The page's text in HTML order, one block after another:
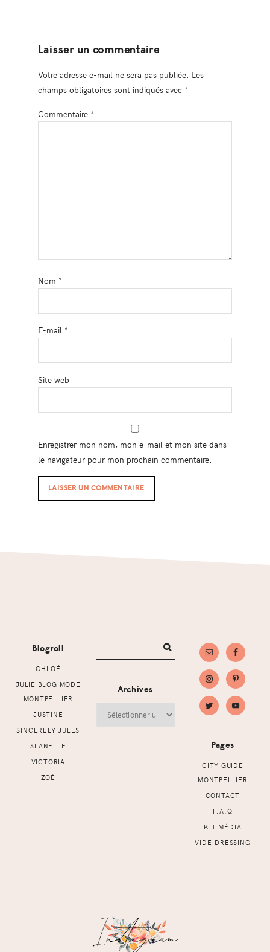
Laisser un commentaire
Votre adresse e-mail ne sera pas publiée. Les
champs obligatoires sont indiqués avec *
Commentaire *
Nom *
E-mail *
Site web
Enregistrer mon nom, mon e-mail et mon site dans
le navigateur pour mon prochain commentaire.
Blogroll
CHLOÉ
JULIE BLOG MODE
MONTPELLIER
JUSTINE
SINCERELY JULES
SLANELLE
VICTORIA
ZOÉ
Archives
Pages
CITY GUIDE
MONTPELLIER
CONTACT
F.A.Q
KIT MÉDIA
VIDE-DRESSING